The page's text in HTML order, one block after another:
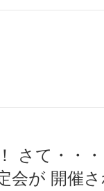
さて・・
会が 開催